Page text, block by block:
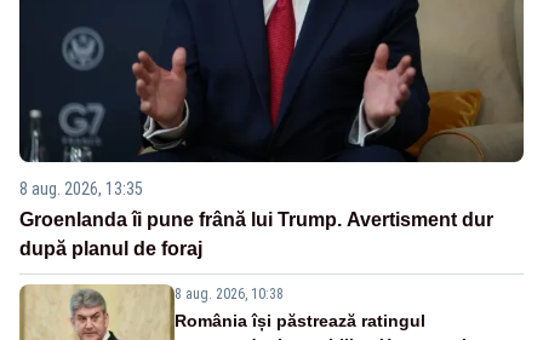
8 aug. 2026, 13:35
Groenlanda îi pune frână lui Trump. Avertisment dur
după planul de foraj
8 aug. 2026, 10:38
România își păstrează ratingul